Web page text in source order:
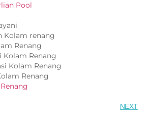
Pool
Kolam renang
Renang
Kolam Renang
Kolam Renang
Renang
NEXT